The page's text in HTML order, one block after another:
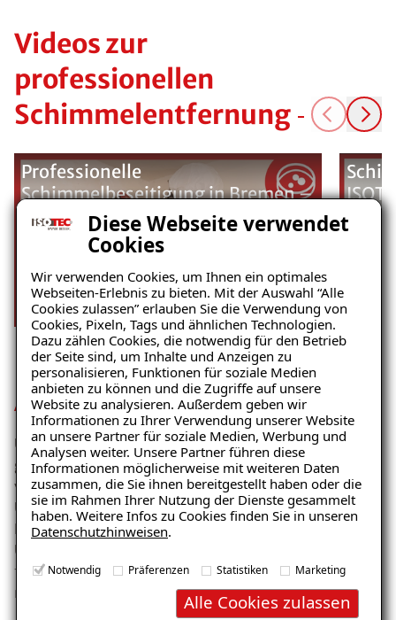
Diese Webseite verwendet
Cookies
Wir verwenden Cookies, um Ihnen ein optimales
Webseiten-Erlebnis zu bieten. Mit der Auswahl “Alle
Cookies zulassen” erlauben Sie die Verwendung von
Cookies, Pixeln, Tags und ähnlichen Technologien.
Dazu zählen Cookies, die notwendig für den Betrieb
der Seite sind, um Inhalte und Anzeigen zu
personalisieren, Funktionen für soziale Medien
anbieten zu können und die Zugriffe auf unsere
Website zu analysieren. Außerdem geben wir
Informationen zu Ihrer Verwendung unserer Website
an unsere Partner für soziale Medien, Werbung und
Analysen weiter. Unsere Partner führen diese
Informationen möglicherweise mit weiteren Daten
zusammen, die Sie ihnen bereitgestellt haben oder die
sie im Rahmen Ihrer Nutzung der Dienste gesammelt
haben. Weitere Infos zu Cookies finden Sie in unseren
Datenschutzhinweisen.
Notwendig Präferenzen Statistiken Marketing
Alle Cookies zulassen
Videos zur
professionellen
Schimmelentfernung
Professionelle
Schimmelbeseitigung in Bremen –
Nachhaltige Lösung mit ISOTEC-
Klimaplatten
Amtlich empfohlen
Unsere Sanierungentspricht den bundesweit
geltenden Richtlinien und Leitfädenzur Beseitigung
von Schimmelpilzschäden – unter anderem des
Umweltbundesamtes und des
Landesgesundheitsamtes Baden-Württemberg.
Unser richtliniengetreues Vorgehen sichert die
fachgerechte Bewertung und Beseitigung von
mikrobiellen Schäden.
Ratgeber „Schimmel“
– jetzt kostenlos erhalten!
E-Mail eingeben